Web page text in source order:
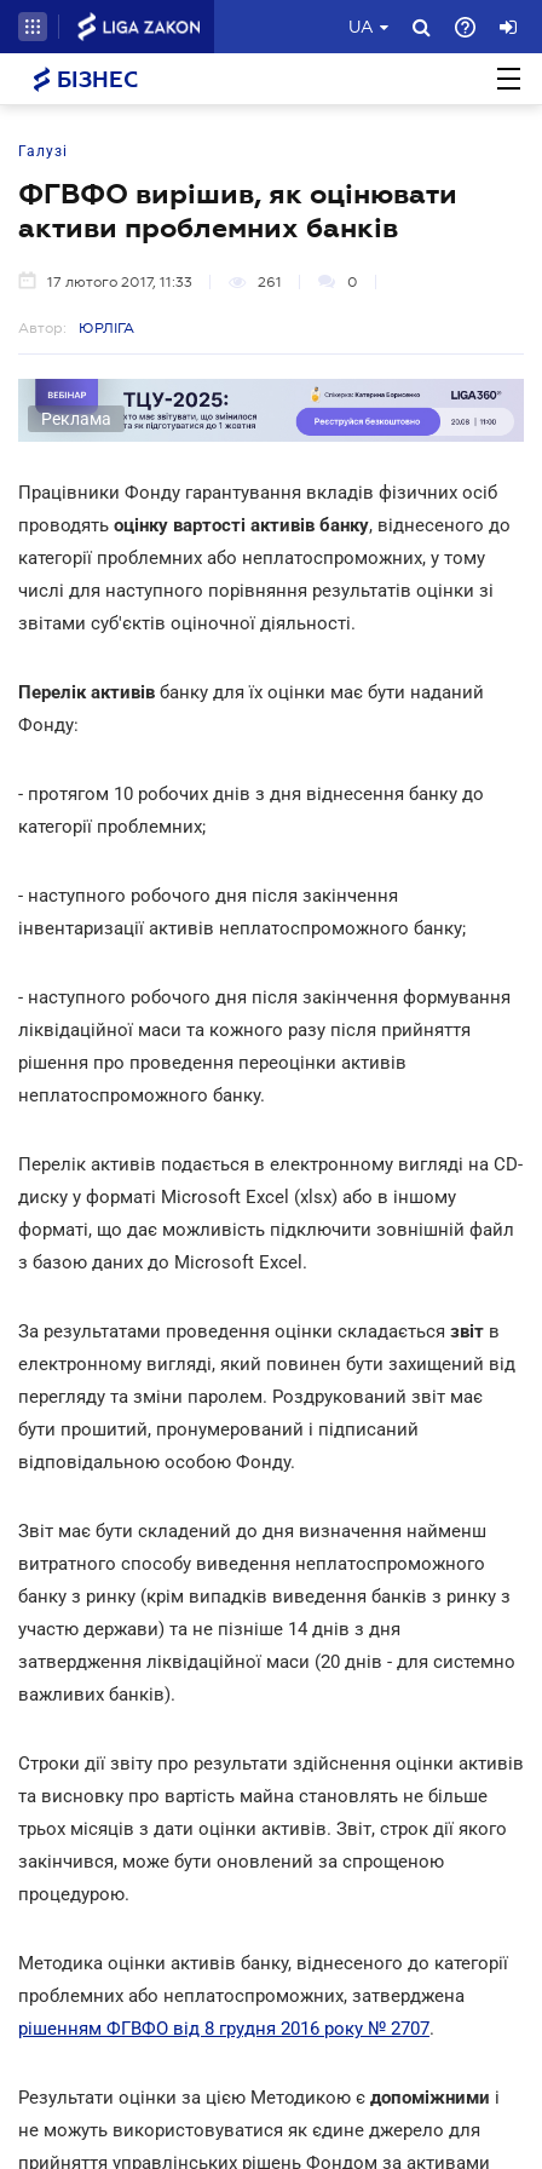
UA
БІЗНЕС
Галузі
ФГВФО вирішив, як оцінювати
активи проблемних банків
17 лютого 2017, 11:33 261 0
Автор: ЮРЛІГА
Реклама
Працівники Фонду гарантування вкладів фізичних осіб
проводять оцінку вартості активів банку, віднесеного до
категорії проблемних або неплатоспроможних, у тому
числі для наступного порівняння результатів оцінки зі
звітами суб'єктів оціночної діяльності.
Перелік активів банку для їх оцінки має бути наданий
Фонду:
- протягом 10 робочих днів з дня віднесення банку до
категорії проблемних;
- наступного робочого дня після закінчення
інвентаризації активів неплатоспроможного банку;
- наступного робочого дня після закінчення формування
ліквідаційної маси та кожного разу після прийняття
рішення про проведення переоцінки активів
неплатоспроможного банку.
Перелік активів подається в електронному вигляді на CD-
диску у форматі Microsoft Excel (xlsx) або в іншому
форматі, що дає можливість підключити зовнішній файл
з базою даних до Microsoft Excel.
За результатами проведення оцінки складається звіт в
електронному вигляді, який повинен бути захищений від
перегляду та зміни паролем. Роздрукований звіт має
бути прошитий, пронумерований і підписаний
відповідальною особою Фонду.
Звіт має бути складений до дня визначення найменш
витратного способу виведення неплатоспроможного
банку з ринку (крім випадків виведення банків з ринку з
участю держави) та не пізніше 14 днів з дня
затвердження ліквідаційної маси (20 днів - для системно
важливих банків).
Строки дії звіту про результати здійснення оцінки активів
та висновку про вартість майна становлять не більше
трьох місяців з дати оцінки активів. Звіт, строк дії якого
закінчився, може бути оновлений за спрощеною
процедурою.
Методика оцінки активів банку, віднесеного до категорії
проблемних або неплатоспроможних, затверджена
рішенням ФГВФО від 8 грудня 2016 року № 2707.
Результати оцінки за цією Методикою є допоміжними і
не можуть використовуватися як єдине джерело для
прийняття управлінських рішень Фондом за активами